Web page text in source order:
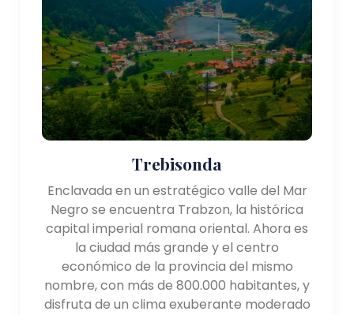
Trebisonda
Enclavada en un estratégico valle del Mar
Negro se encuentra Trabzon, la histórica
capital imperial romana oriental. Ahora es
la ciudad más grande y el centro
económico de la provincia del mismo
nombre, con más de 800.000 habitantes, y
disfruta de un clima exuberante moderado